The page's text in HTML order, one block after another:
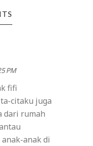
PM
fifi
citaku juga
dari rumah
anak di